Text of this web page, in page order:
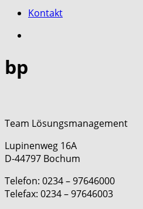
Kontakt
bp
Team Lösungsmanagement
Lupinenweg 16A
D-44797 Bochum
Telefon: 0234 – 97646000
Telefax: 0234 – 97646003